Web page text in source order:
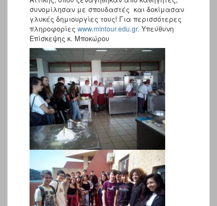
συνομίλησαν με σπουδαστές και δοκίμασαν
γλυκές δημιουργίες τους! Για περισσότερες
πληροφορίες www.mintour.edu.gr. Υπεύθυνη
Επίσκεψης κ. Μποκώρου